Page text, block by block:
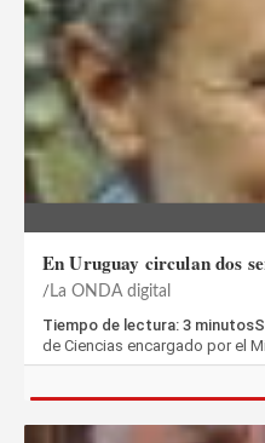
En Uruguay circulan dos
La ONDA digital
Tiempo de lectura: 3
de Ciencias encargado por el